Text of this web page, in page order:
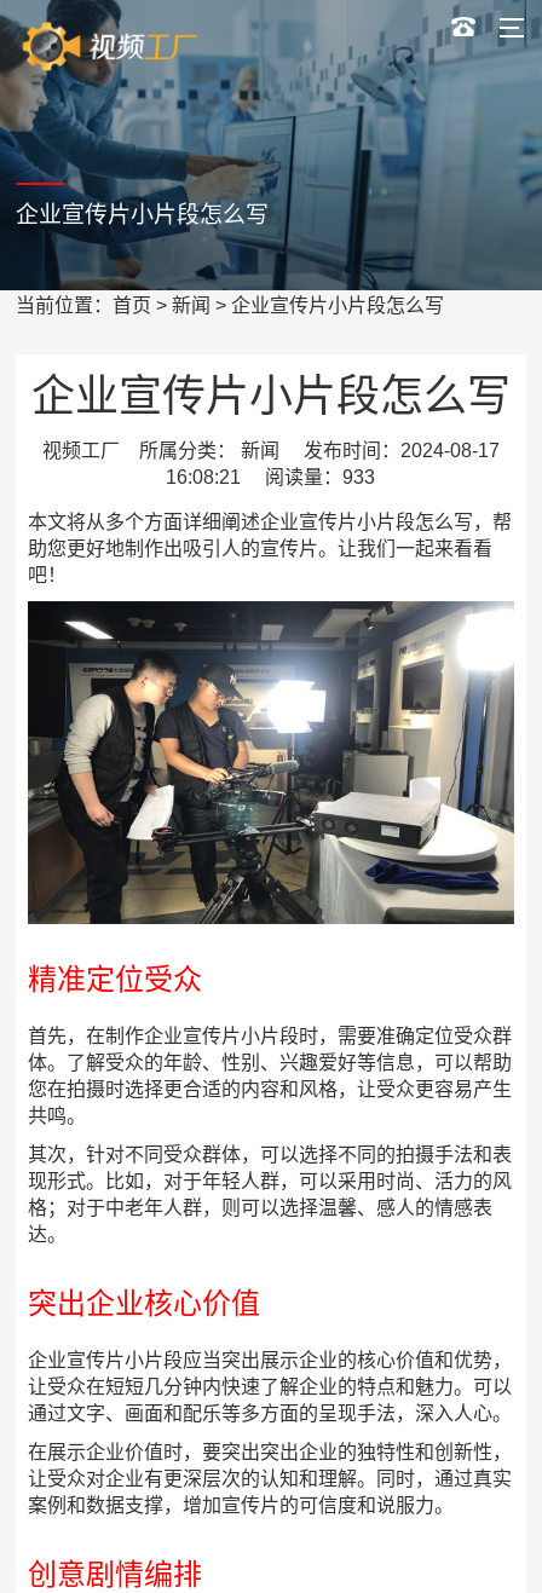
企业宣传片小片段怎么写
当前位置：首页 >新闻 > 企业宣传片小片段怎么写
企业宣传片小片段怎么写
视频工厂 所属分类： 新闻 发布时间：2024-08-17
16:08:21 阅读量：933
本文将从多个方面详细阐述企业宣传片小片段怎么写，帮
助您更好地制作出吸引人的宣传片。让我们一起来看看
吧！
精准定位受众
首先，在制作企业宣传片小片段时，需要准确定位受众群
体。了解受众的年龄、性别、兴趣爱好等信息，可以帮助
您在拍摄时选择更合适的内容和风格，让受众更容易产生
共鸣。
其次，针对不同受众群体，可以选择不同的拍摄手法和表
现形式。比如，对于年轻人群，可以采用时尚、活力的风
格；对于中老年人群，则可以选择温馨、感人的情感表
达。
突出企业核心价值
企业宣传片小片段应当突出展示企业的核心价值和优势，
让受众在短短几分钟内快速了解企业的特点和魅力。可以
通过文字、画面和配乐等多方面的呈现手法，深入人心。
在展示企业价值时，要突出突出企业的独特性和创新性，
让受众对企业有更深层次的认知和理解。同时，通过真实
案例和数据支撑，增加宣传片的可信度和说服力。
创意剧情编排